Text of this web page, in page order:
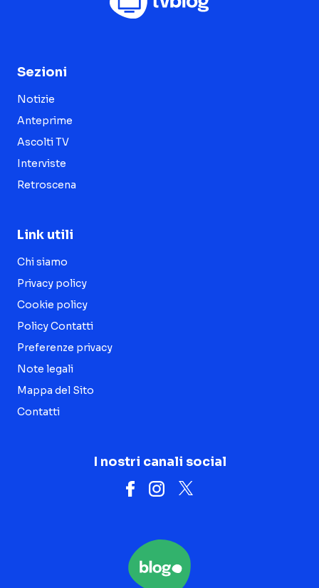
Sezioni
Notizie
Anteprime
Ascolti TV
Interviste
Retroscena
Link utili
Chi siamo
Privacy policy
Cookie policy
Policy Contatti
Preferenze privacy
Note legali
Mappa del Sito
Contatti
I nostri canali social